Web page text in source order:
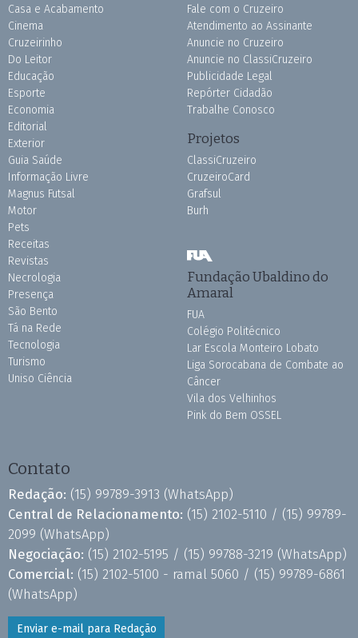
Casa e Acabamento
Cinema
Cruzeirinho
Do Leitor
Educação
Esporte
Economia
Editorial
Exterior
Guia Saúde
Informação Livre
Magnus Futsal
Motor
Pets
Receitas
Revistas
Necrologia
Presença
São Bento
Tá na Rede
Tecnologia
Turismo
Uniso Ciência
Fale com o Cruzeiro
Atendimento ao Assinante
Anuncie no Cruzeiro
Anuncie no ClassiCruzeiro
Publicidade Legal
Repórter Cidadão
Trabalhe Conosco
Projetos
ClassiCruzeiro
CruzeiroCard
Grafsul
Burh
Fundação Ubaldino do
Amaral
FUA
Colégio Politécnico
Lar Escola Monteiro Lobato
Liga Sorocabana de Combate ao
Câncer
Vila dos Velhinhos
Pink do Bem OSSEL
Contato
Redação: (15) 99789-3913 (WhatsApp)
Central de Relacionamento: (15) 2102-5110 / (15) 99789-
2099 (WhatsApp)
Negociação: (15) 2102-5195 / (15) 99788-3219 (WhatsApp)
Comercial: (15) 2102-5100 - ramal 5060 / (15) 99789-6861
(WhatsApp)
Enviar e-mail para Redação